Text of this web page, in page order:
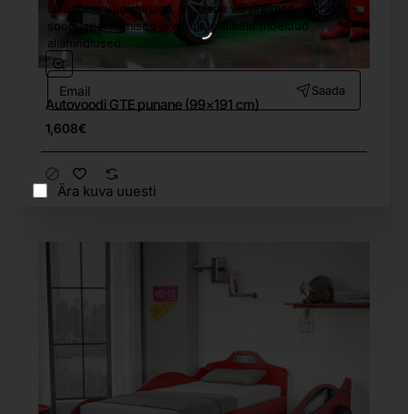
Liitu meie uudiskirjaga, et saada värskeimad uudised,
sooduspakkumised ja ainult tellijatele mõeldud
allahindlused.
Email
Saada
Ära kuva uuesti
Autovoodi GTE punane (99x191 cm)
1,608€